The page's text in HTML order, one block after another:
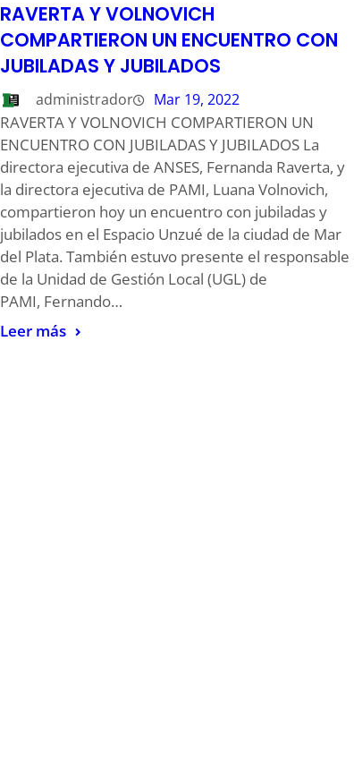
RAVERTA Y VOLNOVICH
COMPARTIERON UN ENCUENTRO CON
JUBILADAS Y JUBILADOS
administrador Mar 19, 2022
RAVERTA Y VOLNOVICH COMPARTIERON UN
ENCUENTRO CON JUBILADAS Y JUBILADOS La
directora ejecutiva de ANSES, Fernanda Raverta, y
la directora ejecutiva de PAMI, Luana Volnovich,
compartieron hoy un encuentro con jubiladas y
jubilados en el Espacio Unzué de la ciudad de Mar
del Plata. También estuvo presente el responsable
de la Unidad de Gestión Local (UGL) de
PAMI, Fernando…
Leer más